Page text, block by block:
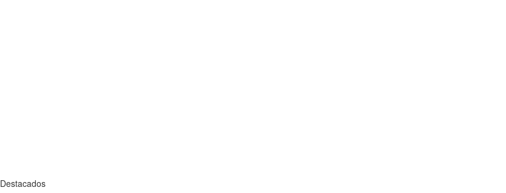
Destacados